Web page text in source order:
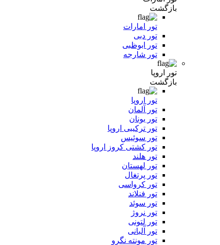
بازگشت
تور امارات
تور دبی
تور ابوظبی
تور شارجه
تور اروپا
بازگشت
تور اروپا
تور آلمان
تور یونان
تور ترکیبی اروپا
تور سوئیس
تور کشتی کروز اروپا
تور هلند
تور لهستان
تور پرتغال
تور کرواسی
تور فنلاند
تور سوئد
تور نروژ
تور لتونی
تور آلبانی
تور مونته نگرو